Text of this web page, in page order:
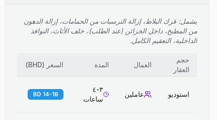
يشمل: فرك البلاط، إزالة الترسبات من الحمامات، إزالة الدهون
من المطبخ، داخل الخزائن (عند الطلب)، خلف الأثاث، النوافذ
الداخلية، التعقيم الكامل.
حجم
العقار
العمال المدة السعر (
BHD
)
استوديو عاملين
٣-٤
ساعات
14-18 BD